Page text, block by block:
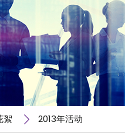
小
(
小：
正
常
(
小：
更
大
(
絮 2013年活动